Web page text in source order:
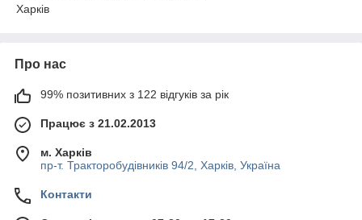
Харкiв
Про нас
99% позитивних з 122 відгуків за рік
Працює з 21.02.2013
м. Харків
пр-т. Тракторобудівників 94/2, Харків, Україна
Контакти